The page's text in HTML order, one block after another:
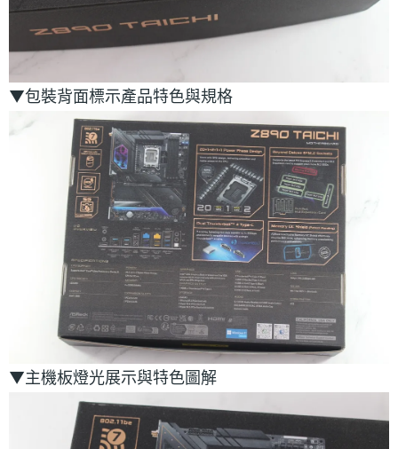
▼包裝背面標示產品特色與規格
▼主機板燈光展示與特色圖解